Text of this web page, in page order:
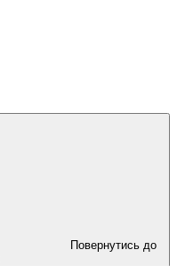
Повернутись до